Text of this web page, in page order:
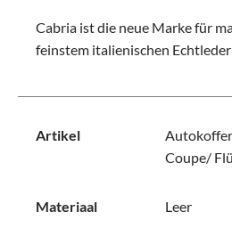
Cabria ist die neue Marke für
feinstem italienischen
Artikel
Coupe/
Materiaal Leer